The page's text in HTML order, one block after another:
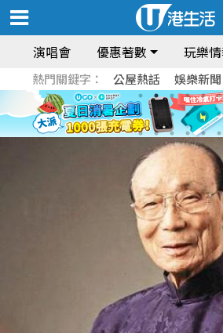
演唱會 優惠著數 玩樂
熱門關鍵字： 公屋熱話 娛樂新聞